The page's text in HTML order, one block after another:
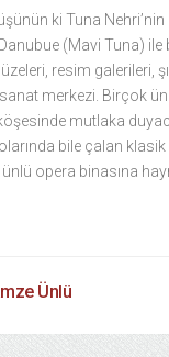
ki Tuna Nehri’nin
(Mavi Tuna)
resim galerileri,
merkezi. Birçok
mutlaka
bile çalan
opera binasına
Ünlü